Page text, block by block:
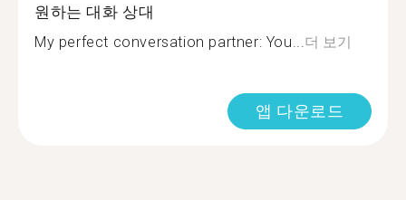
원하는 대화 상대
My perfect conversation partner: You...더 보기
앱 다운로드